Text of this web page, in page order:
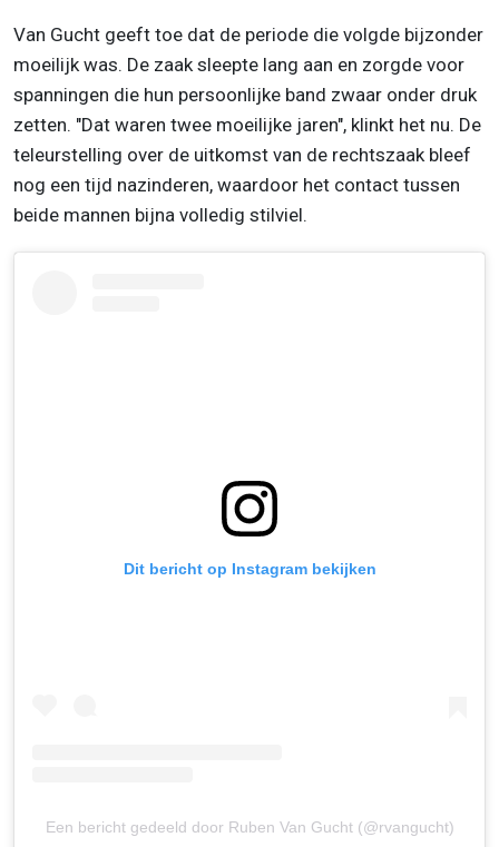
Van Gucht geeft toe dat de periode die volgde bijzonder
moeilijk was. De zaak sleepte lang aan en zorgde voor
spanningen die hun persoonlijke band zwaar onder druk
zetten. "Dat waren twee moeilijke jaren", klinkt het nu. De
teleurstelling over de uitkomst van de rechtszaak bleef
nog een tijd nazinderen, waardoor het contact tussen
beide mannen bijna volledig stilviel.
Dit bericht op Instagram bekijken
Een bericht gedeeld door Ruben Van Gucht (@rvangucht)